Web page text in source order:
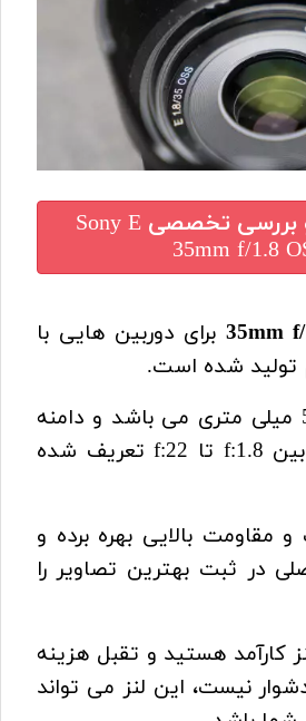
بررسی تخصصی Sony E
35mm f/1.8
برای دوربین هایی با
تولید شده است.
زاویه این لنز 52.5 میلی متری می باشد و دامنه
دیافراگم برای لنز بین f:1.8 تا f:22 تعریف شده
مقاومت بالایی بهره برده و
در ثبت بهترین تصاویر را
کارآمد هستید و تقبل هزینه
دشوار نیست، این لنز می تواند